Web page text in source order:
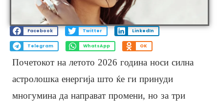
Facebook Twitter LinkedIn
Telegram WhatsApp OK
Почетокот на летото 2026 година носи силна
астролошка енергија што ќе ги принуди
многумина да направат промени, но за три